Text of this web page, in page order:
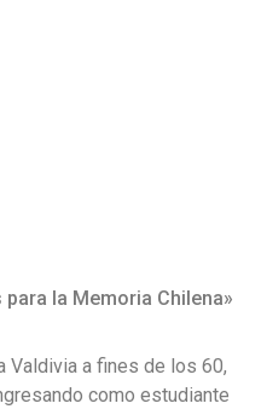
la Memoria Chilena»
Valdivia a fines de los 60,
como estudiante